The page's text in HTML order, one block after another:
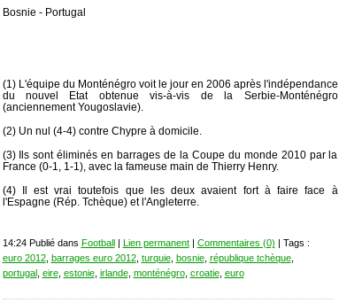
Bosnie - Portugal
(1) L'équipe du Monténégro voit le jour en 2006 après l'indépendance
du nouvel Etat obtenue vis-à-vis de la Serbie-Monténégro
(anciennement Yougoslavie).
(2) Un nul (4-4) contre Chypre à domicile.
(3) Ils sont éliminés en barrages de la Coupe du monde 2010 par la
France (0-1, 1-1), avec la fameuse main de Thierry Henry.
(4) Il est vrai toutefois que les deux avaient fort à faire face à
l'Espagne (Rép. Tchèque) et l'Angleterre.
14:24 Publié dans Football| Lien permanent| Commentaires (0) | Tags :
euro 2012, barrages euro 2012, turquie, bosnie, république tchèque,
portugal, eire, estonie, irlande, monténégro, croatie, euro